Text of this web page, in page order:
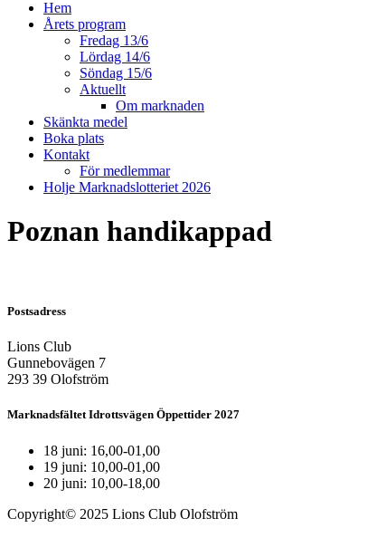
Hem
Årets program
Fredag 13/6
Lördag 14/6
Söndag 15/6
Aktuellt
Om marknaden
Skänkta medel
Boka plats
Kontakt
För medlemmar
Holje Marknadslotteriet 2026
Poznan handikappad
Postsadress
Lions Club
Gunnebovägen 7
293 39 Olofström
Marknadsfältet Idrottsvägen Öppettider 2027
18 juni: 16,00-01,00
19 juni: 10,00-01,00
20 juni: 10,00-18,00
Copyright© 2025 Lions Club Olofström